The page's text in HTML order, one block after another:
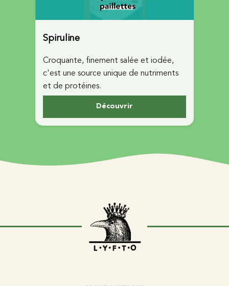
Spiruline
Croquante, finement salée et iodée,
c'est une source unique de nutriments
et de protéines.
Découvrir